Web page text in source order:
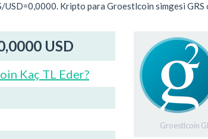
USD=0,0000. Kripto para Groestlcoin simgesi GRS
USD
Kaç TL Eder?
Groestlcoin